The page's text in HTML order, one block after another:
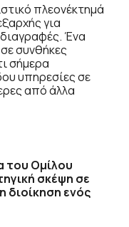
πλεονέκτημά
για
Ένα
συνθήκες
σήμερα
υπηρεσίες σε
από άλλα
του Ομίλου
σκέψη σε
διοίκηση ενός